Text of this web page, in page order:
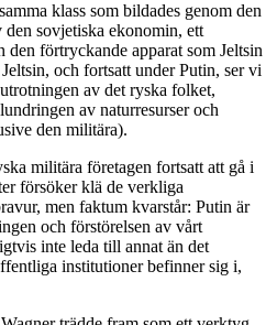
klass som bildades genom den
sovjetiska ekonomin, ett
förtryckande apparat som Jeltsin
och fortsatt under Putin, ser vi
av det ryska folket,
av naturresurser och
den militära).
militära företagen fortsatt att gå i
försöker klä de verkliga
men faktum kvarstår: Putin är
och förstörelsen av vårt
inte leda till annat än det
institutioner befinner sig i,